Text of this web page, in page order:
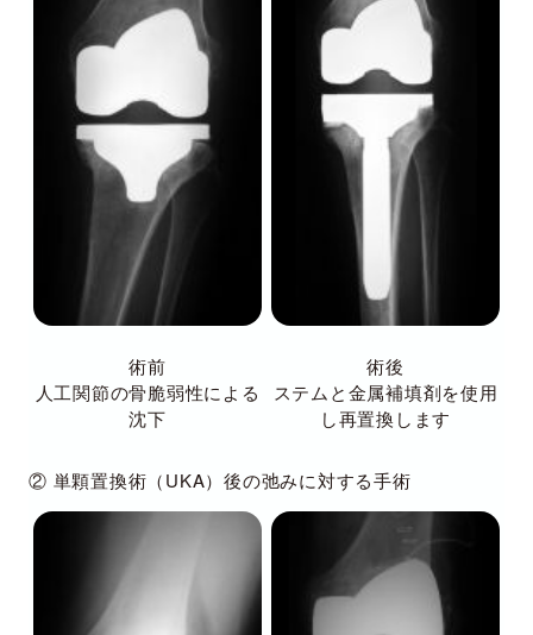
術前
人工関節の骨脆弱性による
沈下
術後
ステムと金属補填剤を使用
し再置換します
② 単顆置換術（UKA）後の弛みに対する手術